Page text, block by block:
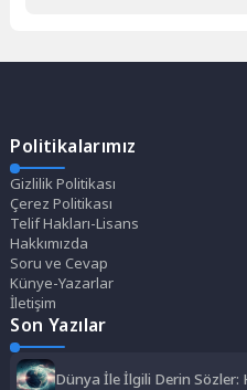
Politikalarımız
Gizlilik Politikası
Çerez Politikası
Telif Hakları-Lisans
Hakkımızda
Soru ve Cevap
Künye-Yazarlar
İletişim
Son Yazılar
Dünya İle İlgili Derin Sözler: